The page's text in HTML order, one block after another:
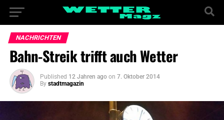
NACHRICHTEN
Bahn-Streik trifft auch Wetter
Published 12 Jahren ago on 7. Oktober 2014
By stadtmagazin